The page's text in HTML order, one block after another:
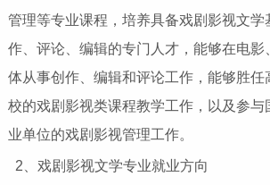
管理等专业课程，培养具备戏剧影视文学
作、评论、编辑的专门人才，能够在电影
体从事创作、编辑和评论工作，能够胜任
校的戏剧影视类课程教学工作，以及参与
业单位的戏剧影视管理工作。
2、戏剧影视文学专业就业方向